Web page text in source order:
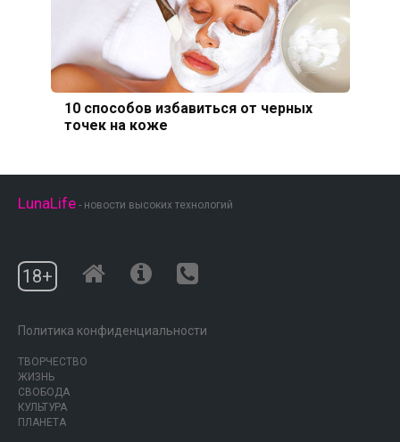
10 способов избавиться от черных
точек на коже
LunaLife - новости высоких технологий
18+
Политика конфиденциальности
ТВОРЧЕСТВО
ЖИЗНЬ
СВОБОДА
КУЛЬТУРА
ПЛАНЕТА